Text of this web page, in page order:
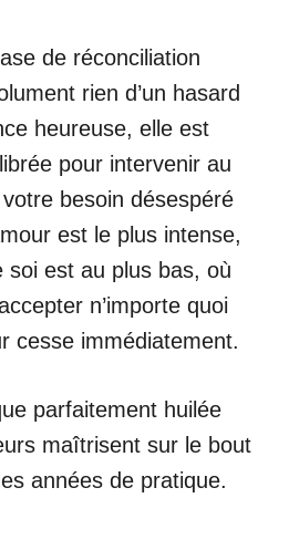
de réconciliation
rien d’un hasard
heureuse, elle est
pour intervenir au
besoin désespéré
est le plus intense,
soi est au plus bas, où
n’importe quoi
cesse immédiatement.
parfaitement huilée
maîtrisent sur le bout
années de pratique.